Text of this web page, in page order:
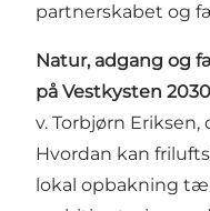
partnerskabet og
Natur, adgang og
på Vestkysten 2030
v. Torbjørn
Hvordan kan
lokal opbakning